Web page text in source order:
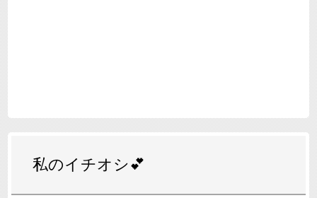
私のイチオシ💕